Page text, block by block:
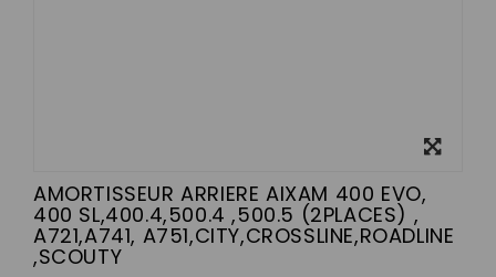
AMORTISSEUR ARRIERE AIXAM 400 EVO,
400 SL,400.4,500.4 ,500.5 (2PLACES) ,
A721,A741, A751,CITY,CROSSLINE,ROADLINE
,SCOUTY